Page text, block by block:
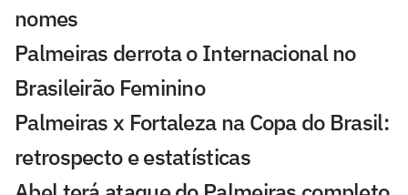
nomes
Palmeiras derrota o Internacional no
Brasileirão Feminino
Palmeiras x Fortaleza na Copa do Brasil:
retrospecto e estatísticas